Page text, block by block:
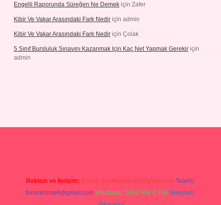
Engelli Raporunda Süreğen Ne Demek için Zafer
Kibir Ve Vakar Arasındaki Fark Nedir için admin
Kibir Ve Vakar Arasındaki Fark Nedir için Çolak
5 Sınıf Bursluluk Sınavını Kazanmak Için Kaç Net Yapmak Gerekir için
admin
Reklam ve İletişim: E-mail: backlinkpaneli@gmail.com Teams:
forumhizmeti@gmail.com Whatsapp: 0262 606 0 726 Telegram: